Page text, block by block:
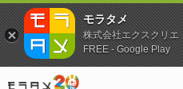
モラタメ
株式会社エクスクリエ
FREE - Google Play